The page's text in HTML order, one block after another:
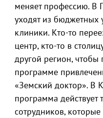
меняет профессию. В
уходят из бюджетных
клиники. Кто-то
центр, кто-то в
другой регион,
программе
«Земский доктор». В
программа действует
сотрудников,